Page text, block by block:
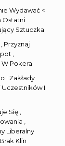
Wydawać <
Ostatni
Sztuczka
Przyznaj
,
W Pokera
I Zakłady
I
Się ,
,
Liberalny
Klin